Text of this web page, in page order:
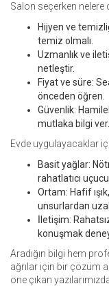
Salon seçerken nelere
Hijyen ve
temiz olmalı.
Uzmanlık ve
netleştir.
Fiyat ve süre:
önceden öğren.
Güvenlik:
mutlaka bilgi ver.
Evde uygulayacaklar
Basit yağlar:
rahatlatıcı
Ortam: Hafif
unsurlardan
İletişim:
konuşmak
Aradığın bilgi hem
ağrılar için bir çözüm
öne çıkan